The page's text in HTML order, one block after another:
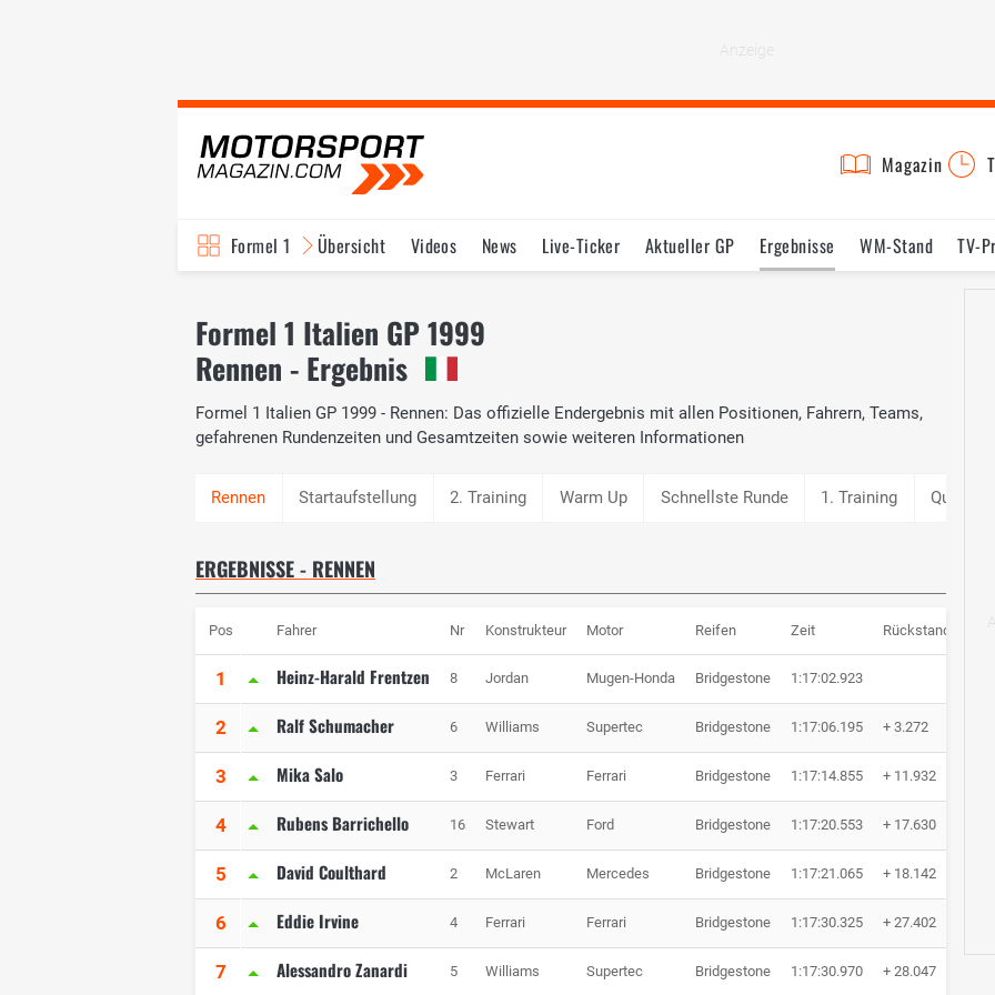
Magazin
Formel 1 Übersicht Videos News Live-Ticker Aktueller GP Ergebnisse WM-Stand TV-
Formel 1 Italien GP 1999
Rennen - Ergebnis
Formel 1 Italien GP 1999 - Rennen: Das offizielle Endergebnis mit allen Positionen, Fahrern, Teams,
gefahrenen Rundenzeiten und Gesamtzeiten sowie weiteren Informationen
Startaufstellung 2. Training Warm Up Schnellste Runde 1. Training Qualifying
ERGEBNISSE - RENNEN
Pos Fahrer Nr Konstrukteur Motor Reifen Zeit Rückstand
1 Heinz-Harald Frentzen 8 Jordan Mugen-Honda Bridgestone 1:17:02.923
2 Ralf Schumacher 6 Williams Supertec Bridgestone 1:17:06.195 + 3.272
3 Mika Salo 3 Ferrari Ferrari Bridgestone 1:17:14.855 + 11.932
4 Rubens Barrichello 16 Stewart Ford Bridgestone 1:17:20.553 + 17.630
5 David Coulthard 2 McLaren Mercedes Bridgestone 1:17:21.065 + 18.142
6 Eddie Irvine 4 Ferrari Ferrari Bridgestone 1:17:30.325 + 27.402
7 Alessandro Zanardi 5 Williams Supertec Bridgestone 1:17:30.970 + 28.047